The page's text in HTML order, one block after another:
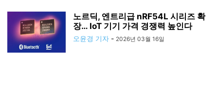
노르딕, 엔트리급 nRF54L 시리즈 확
장… IoT 기기 가격 경쟁력 높인다
오윤경 기자 - 2026년 03월 16일